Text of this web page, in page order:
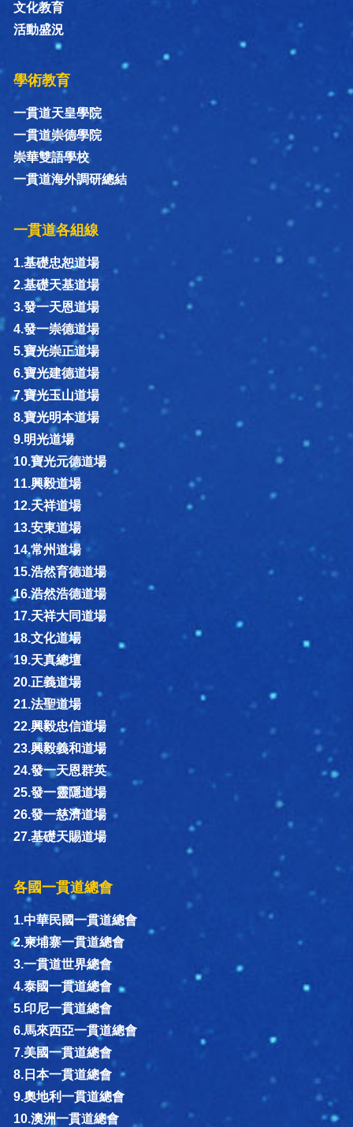
文化教育
活動盛況
學術教育
一貫道天皇學院
一貫道崇德學院
崇華雙語學校
一貫道海外調研總結
一貫道各組線
1.基礎忠恕道場
2.基礎天基道場
3.發一天恩道場
4.發一崇德道場
5.寶光崇正道場
6.寶光建德道場
7.寶光玉山道場
8.寶光明本道場
9.明光道場
10.寶光元德道場
11.興毅道場
12.天祥道場
13.安東道場
14.常州道場
15.浩然育德道場
16.浩然浩德道場
17.天祥大同道場
18.文化道場
19.天真總壇
20.正義道場
21.法聖道場
22.興毅忠信道場
23.興毅義和道場
24.發一天恩群英
25.發一靈隱道場
26.發一慈濟道場
27.基礎天賜道場
各國一貫道總會
1.中華民國一貫道總會
2.柬埔寨一貫道總會
3.一貫道世界總會
4.泰國一貫道總會
5.印尼一貫道總會
6.馬來西亞一貫道總會
7.美國一貫道總會
8.日本一貫道總會
9.奧地利一貫道總會
10.澳洲一貫道總會